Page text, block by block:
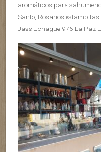
aromáticos para
Santo, Rosarios estampitas
Jass Echague 976 La Paz